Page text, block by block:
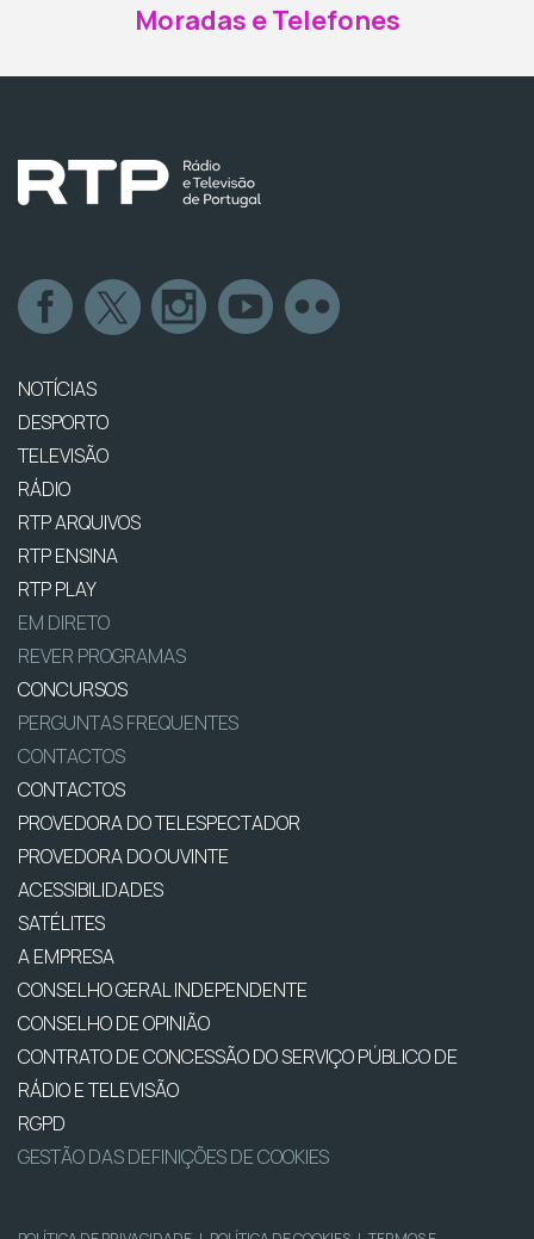
Moradas e Telefones
NOTÍCIAS
DESPORTO
TELEVISÃO
RÁDIO
RTP ARQUIVOS
RTP ENSINA
RTP PLAY
EM DIRETO
REVER PROGRAMAS
CONCURSOS
PERGUNTAS FREQUENTES
CONTACTOS
CONTACTOS
PROVEDORA DO TELESPECTADOR
PROVEDORA DO OUVINTE
ACESSIBILIDADES
SATÉLITES
A EMPRESA
CONSELHO GERAL INDEPENDENTE
CONSELHO DE OPINIÃO
CONTRATO DE CONCESSÃO DO SERVIÇO PÚBLICO DE
RÁDIO E TELEVISÃO
RGPD
GESTÃO DAS DEFINIÇÕES DE COOKIES